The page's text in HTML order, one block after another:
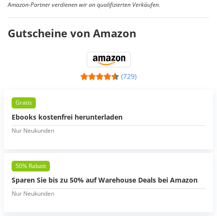
Amazon-Partner verdienen wir an qualifizierten Verkäufen.
Gutscheine von Amazon
(729)
Gratis
Ebooks kostenfrei herunterladen
Nur Neukunden
50% Rabatt
Sparen Sie bis zu 50% auf Warehouse Deals bei Amazon
Nur Neukunden